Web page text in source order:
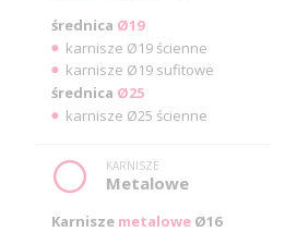
średnica Ø19
karnisze Ø19 ścienne
karnisze Ø19 sufitowe
średnica Ø25
karnisze Ø25 ścienne
KARNISZE
Metalowe
Karnisze metalowe Ø16